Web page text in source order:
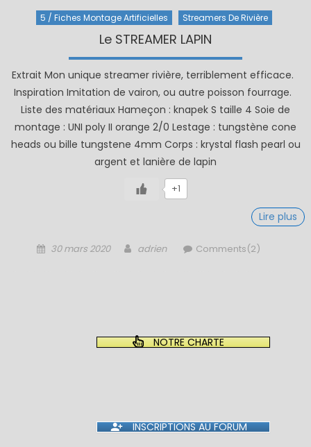
5 / Fiches Montage Artificielles Streamers De Rivière
Le STREAMER LAPIN
Extrait Mon unique streamer rivière, terriblement efficace.
Inspiration Imitation de vairon, ou autre poisson fourrage.
Liste des matériaux Hameçon : knapek S taille 4 Soie de
montage : UNI poly II orange 2/0 Lestage : tungstène cone
heads ou bille tungstene 4mm Corps : krystal flash pearl ou
argent et lanière de lapin
+1
Lire plus
Posted
30 mars 2020 Author
adrien Comments(2)
NOTRE CHARTE
INSCRIPTIONS AU FORUM